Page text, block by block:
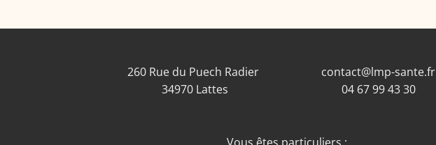
260 Rue du Puech Radier
34970 Lattes
contact@lmp-sante.fr
04 67 99 43 30